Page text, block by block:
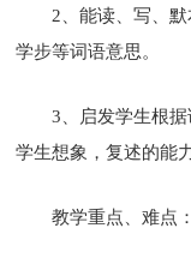
2、能读、写、
学步等词语意思。
3、启发学生根
学生想象，复述的能力
教学重点、难点：